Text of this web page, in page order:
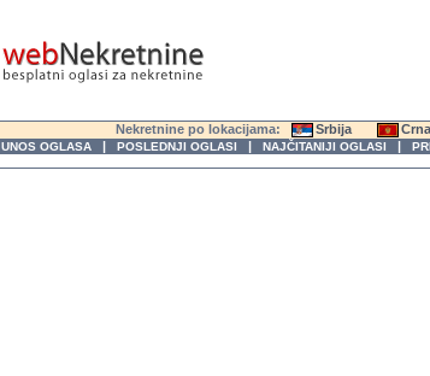
Nekretnine po lokacijama: Srbija
UNOS OGLASA | POSLEDNJI OGLASI | NAJČITANIJI OGLASI |